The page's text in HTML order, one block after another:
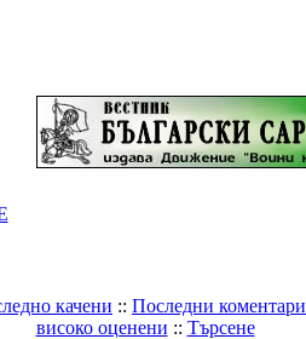
качени :: Последни коментари
високо оценени :: Търсене